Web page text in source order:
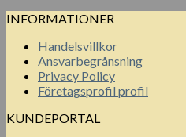
INFORMATIONER
Handelsvillkor
Ansvarbegrånsning
Privacy Policy
Företagsprofil profil
KUNDEPORTAL